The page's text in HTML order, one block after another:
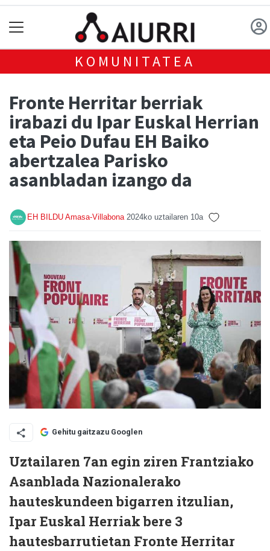
KOMUNITATEA
Fronte Herritar berriak
irabazi du Ipar Euskal Herrian
eta Peio Dufau EH Baiko
abertzalea Parisko
asanbladan izango da
EH BILDU Amasa-Villabona 2024ko uztailaren 10a
Gehitu gaitzazu Googlen
Uztailaren 7an egin ziren Frantziako
Asanblada Nazionalerako
hauteskundeen bigarren itzulian,
Ipar Euskal Herriak bere 3
hautesbarrutietan Fronte Herritar